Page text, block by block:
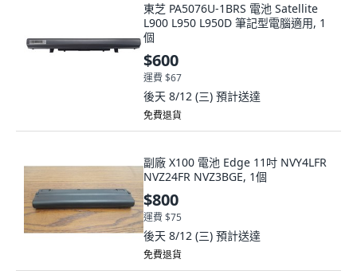
東芝 PA5076U-1BRS 電池 Satellite
L900 L950 L950D 筆記型電腦適用, 1
個
$600
運費 $67
後天 8/12 (三) 預計送達
免費退貨
副廠 X100 電池 Edge 11吋 NVY4LFR
NVZ24FR NVZ3BGE, 1個
$800
運費 $75
後天 8/12 (三) 預計送達
免費退貨